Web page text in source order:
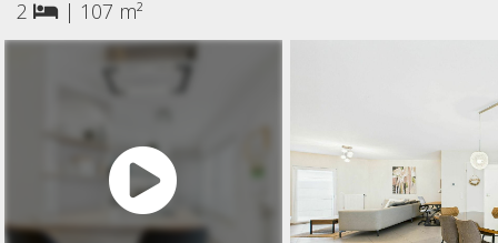
2 | 107 m²